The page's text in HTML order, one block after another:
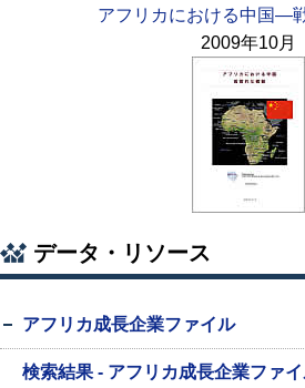
アフリカにおける中国—
2009年10月
データ・リソース
アフリカ成長企業ファイル
検索結果 - アフリカ成長企業ファ